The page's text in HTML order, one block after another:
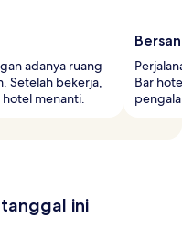
adanya ruang
Setelah bekerja,
menanti.
Bar
ini